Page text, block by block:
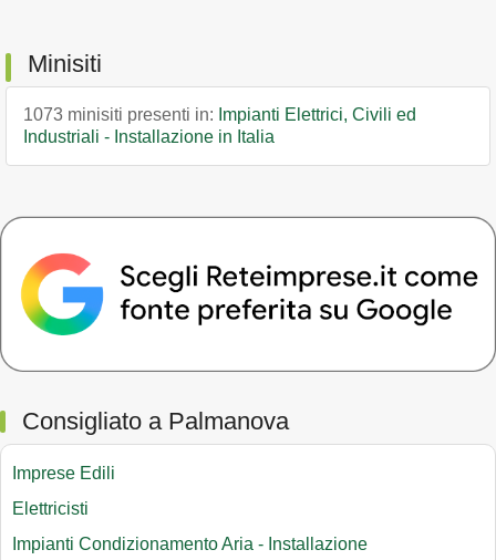
Minisiti
1073 minisiti presenti in: Impianti Elettrici, Civili ed
Industriali - Installazione in Italia
Consigliato a Palmanova
Imprese Edili
Elettricisti
Impianti Condizionamento Aria - Installazione